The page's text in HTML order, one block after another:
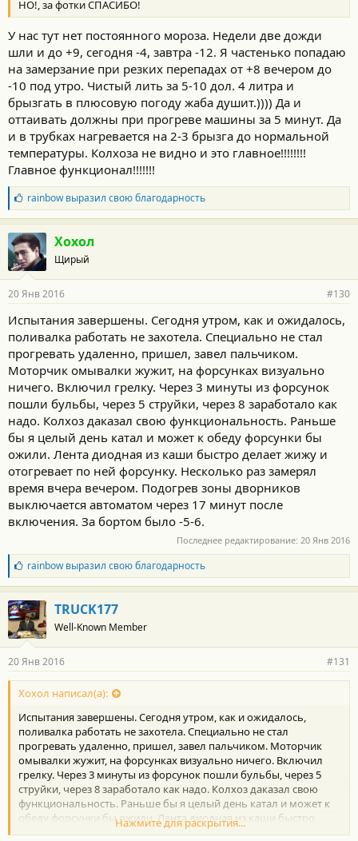
Посмотреть вложение 36701Посмотреть вложение 36702
Посмотреть вложение 36704
Посмотреть вложение 36705 Посмотреть вложение 36706
Посмотреть вложение 36707
НО!, за фотки СПАСИБО!
У нас тут нет постоянного мороза. Недели две дожди
шли и до +9, сегодня -4, завтра -12. Я частенько попадаю
на замерзание при резких перепадах от +8 вечером до
-10 под утро. Чистый лить за 5-10 дол. 4 литра и
брызгать в плюсовую погоду жаба душит.)))) Да и
оттаивать должны при прогреве машины за 5 минут. Да
и в трубках нагревается на 2-3 брызга до нормальной
температуры. Колхоза не видно и это главное!!!!!!!!
Главное функционал!!!!!!!
Б
л
а
г
о
д
а
н
с
т
и
rainbowвыразил свою благодарность
Хохол
Щирый
20 Янв 2016 #130
Испытания завершены. Сегодня утром, как и ожидалось,
поливалка работать не захотела. Специально не стал
прогревать удаленно, пришел, завел пальчиком.
Моторчик омывалки жужит, на форсунках визуально
ничего. Включил грелку. Через 3 минуты из форсунок
пошли бульбы, через 5 струйки, через 8 заработало как
надо. Колхоз даказал свою функциональность. Раньше
бы я целый день катал и может к обеду форсунки бы
ожили. Лента диодная из каши быстро делает жижу и
отогревает по ней форсунку. Несколько раз замерял
время вчера вечером. Подогрев зоны дворников
выключается автоматом через 17 минут после
включения. За бортом было -5-6.
Последнее редактирование: 20 Янв 2016
Б
л
а
г
о
д
а
н
о
с
и
:
rainbowвыразил свою благодарность
TRUCK177
Well-Known Member
20 Янв 2016 #131
Хохол написал(а):
Испытания завершены. Сегодня утром, как и ожидалось,
поливалка работать не захотела. Специально не стал
прогревать удаленно, пришел, завел пальчиком. Моторчик
омывалки жужит, на форсунках визуально ничего. Включил
грелку. Через 3 минуты из форсунок пошли бульбы, через 5
струйки, через 8 заработало как надо. Колхоз даказал свою
функциональность. Раньше бы я целый день катал и может к
обеду форсунки бы ожили. Лента диодная из каши быстро
делает жижу и отогревает по ней форсунку. Несколько раз
Нажмите для раскрытия...